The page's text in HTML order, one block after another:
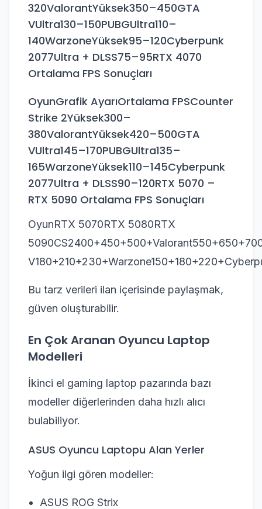
320ValorantYüksek350–450GTA
VUltra130–150PUBGUltra110–
140WarzoneYüksek95–120Cyberpunk
2077Ultra + DLSS75–95RTX 4070
Ortalama FPS Sonuçları
OyunGrafik AyarıOrtalama FPSCounter
Strike 2Yüksek300–
380ValorantYüksek420–500GTA
VUltra145–170PUBGUltra135–
165WarzoneYüksek110–145Cyberpunk
2077Ultra + DLSS90–120RTX 5070 –
RTX 5090 Ortalama FPS Sonuçları
OyunRTX 5070RTX 5080RTX
Bu tarz verileri ilan içerisinde paylaşmak,
güven oluşturabilir.
En Çok Aranan Oyuncu Laptop
Modelleri
İkinci el gaming laptop pazarında bazı
modeller diğerlerinden daha hızlı alıcı
bulabiliyor.
ASUS Oyuncu Laptopu Alan Yerler
Yoğun ilgi gören modeller:
ASUS ROG Strix